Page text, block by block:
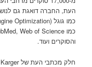
העת, החברה דואגת גם
והסוקרים ועוד.